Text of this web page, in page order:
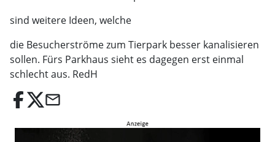
sind weitere Ideen, welche
die Besucherströme zum Tierpark besser kanalisieren
sollen. Fürs Parkhaus sieht es dagegen erst einmal
schlecht aus. RedH
email